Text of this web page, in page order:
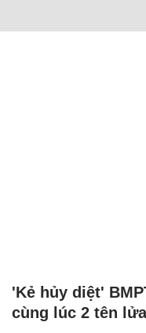
'Kẻ hủy diệt'
cùng lúc 2 tên